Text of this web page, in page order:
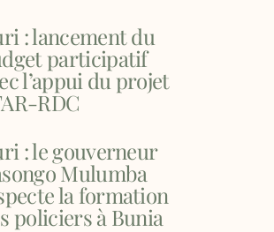
: lancement du
participatif
l’appui du projet
RDC
: le gouverneur
Mulumba
la formation
policiers à Bunia